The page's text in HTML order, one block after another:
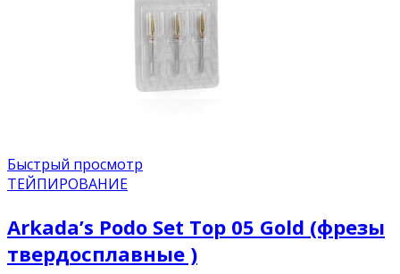
Быстрый просмотр
ТЕЙПИРОВАНИЕ
Arkada’s Podo Set Top 05 Gold (фрезы
твердосплавные )